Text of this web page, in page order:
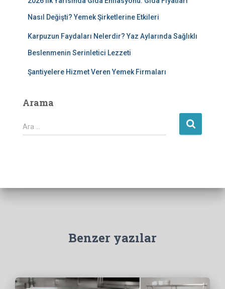
Nasıl Değişti? Yemek Şirketlerine Etkileri
Karpuzun Faydaları Nelerdir? Yaz Aylarında Sağlıklı
Beslenmenin Serinletici Lezzeti
Şantiyelere Hizmet Veren Yemek Firmaları
Arama
A
r
Ara …
Benzer yazılar